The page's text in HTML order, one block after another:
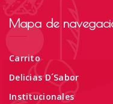
Mapa de
Carrito
Delicias D´Sabor
Institucionales